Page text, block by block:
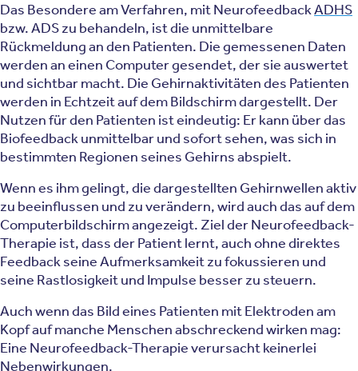
Das Besondere am Verfahren, mit NeurofeedbackADHS
bzw. ADS zu behandeln, ist die unmittelbare
Rückmeldung an den Patienten. Die gemessenen Daten
werden an einen Computer gesendet, der sie auswertet
und sichtbar macht. Die Gehirnaktivitäten des Patienten
werden in Echtzeit auf dem Bildschirm dargestellt. Der
Nutzen für den Patienten ist eindeutig: Er kann über das
Biofeedback unmittelbar und sofort sehen, was sich in
bestimmten Regionen seines Gehirns abspielt.
Wenn es ihm gelingt, die dargestellten Gehirnwellen aktiv
zu beeinflussen und zu verändern, wird auch das auf dem
Computerbildschirm angezeigt. Ziel der Neurofeedback-
Therapie ist, dass der Patient lernt, auch ohne direktes
Feedback seine Aufmerksamkeit zu fokussieren und
seine Rastlosigkeit und Impulse besser zu steuern.
Auch wenn das Bild eines Patienten mit Elektroden am
Kopf auf manche Menschen abschreckend wirken mag:
Eine Neurofeedback-Therapie verursacht keinerlei
Nebenwirkungen.